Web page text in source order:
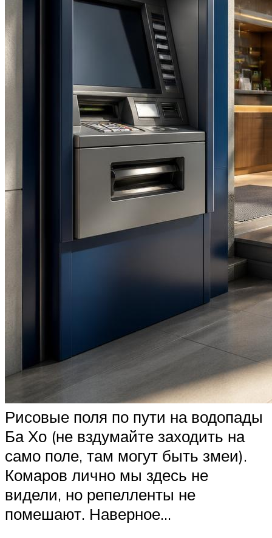
Рисовые поля по пути на водопады
Ба Хо (не вздумайте заходить на
само поле, там могут быть змеи).
Комаров лично мы здесь не
видели, но репелленты не
помешают. Наверное…